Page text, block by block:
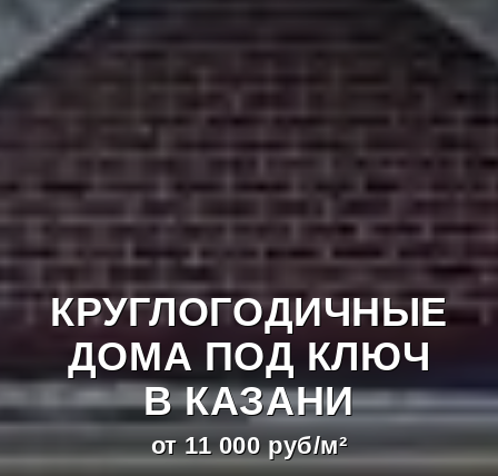
КРУГЛОГОДИЧНЫЕ
ДОМА ПОД КЛЮЧ
В КАЗАНИ
от 11 000 руб/м²